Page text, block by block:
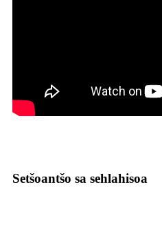
Setšoantšo sa sehlahisoa